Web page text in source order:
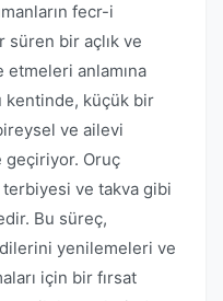
fecr-i
süren bir açlık ve
anlamına
kentinde, küçük bir
ve ailevi
Oruç
terbiyesi ve takva gibi
Bu süreç,
yenilemeleri ve
için bir fırsat